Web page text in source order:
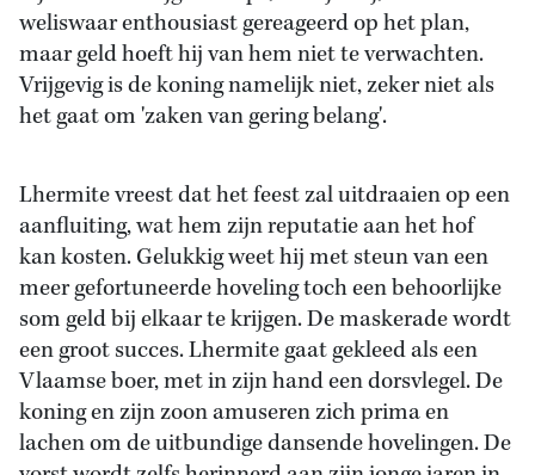
weliswaar enthousiast gereageerd op het plan,
maar geld hoeft hij van hem niet te verwachten.
Vrijgevig is de koning namelijk niet, zeker niet als
het gaat om 'zaken van gering belang'.
Lhermite vreest dat het feest zal uitdraaien op een
aanfluiting, wat hem zijn reputatie aan het hof
kan kosten. Gelukkig weet hij met steun van een
meer gefortuneerde hoveling toch een behoorlijke
som geld bij elkaar te krijgen. De maskerade wordt
een groot succes. Lhermite gaat gekleed als een
Vlaamse boer, met in zijn hand een dorsvlegel. De
koning en zijn zoon amuseren zich prima en
lachen om de uitbundige dansende hovelingen. De